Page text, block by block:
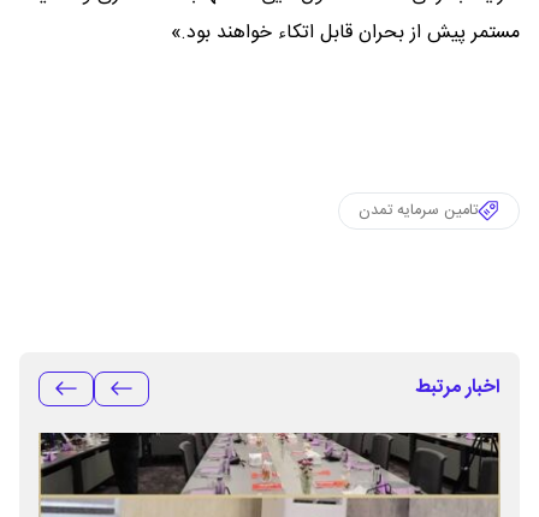
مستمر پیش از بحران قابل اتکاء خواهند بود.»
تامین سرمایه تمدن
اخبار مرتبط